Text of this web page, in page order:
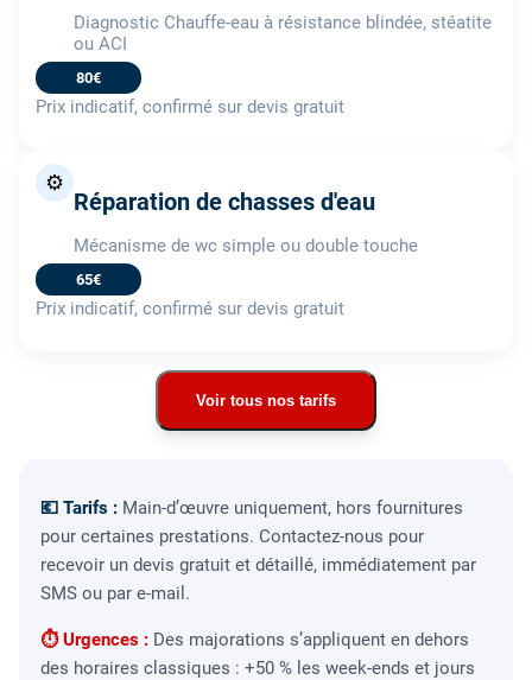
Diagnostic Chauffe-eau à résistance blindée, stéatite
ou ACI
80€
Prix indicatif, confirmé sur devis gratuit
⚙️
Réparation de chasses d'eau
Mécanisme de wc simple ou double touche
65€
Prix indicatif, confirmé sur devis gratuit
Voir tous nos tarifs
💶 Tarifs : Main-d’œuvre uniquement, hors fournitures
pour certaines prestations. Contactez-nous pour
recevoir un devis gratuit et détaillé, immédiatement par
SMS ou par e-mail.
⏱ Urgences : Des majorations s’appliquent en dehors
des horaires classiques : +50 % les week-ends et jours